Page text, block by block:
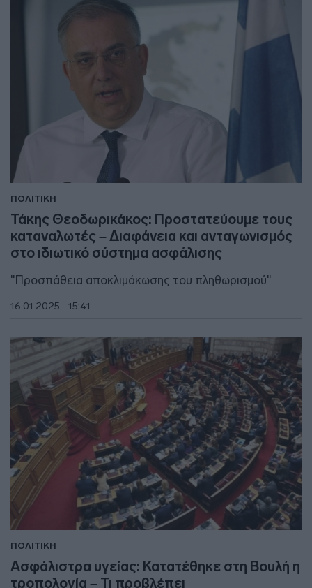
ΠΟΛΙΤΙΚΗ
Τάκης Θεοδωρικάκος: Προστατεύουμε τους
καταναλωτές – Διαφάνεια και ανταγωνισμός
στο ιδιωτικό σύστημα ασφάλισης
"Προσπάθεια αποκλιμάκωσης του πληθωρισμού"
16.01.2025 - 15:41
ΠΟΛΙΤΙΚΗ
Ασφάλιστρα υγείας: Κατατέθηκε στη Βουλή η
τροπολογία – Τι προβλέπει